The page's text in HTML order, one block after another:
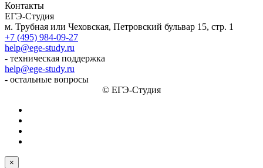
Контакты
ЕГЭ-Студия
м. Трубная или Чеховская, Петровский бульвар 15, стр. 1
+7 (495) 984-09-27
help@ege-study.ru
- техническая поддержка
help@ege-study.ru
- остальные вопросы
© ЕГЭ-Студия
×